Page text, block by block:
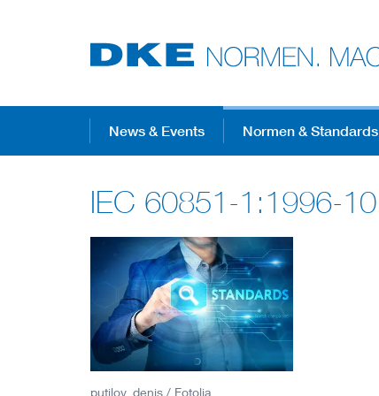
Top-Themen
VDE Fokusthemen
Digital Security
Energy
Health
News & Events Normen & Standards
IEC 60851-1:1996-10
putilov_denis / Fotolia